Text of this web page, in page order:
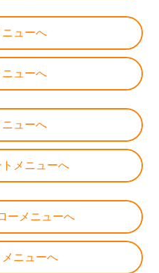
ューへ
ューへ
ューへ
トメニューへ
ーメニューへ
ニューへ